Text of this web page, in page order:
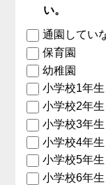
い。
通園してい
保育園
幼稚園
小学校1年生
小学校2年生
小学校3年生
小学校4年生
小学校5年生
小学校6年生